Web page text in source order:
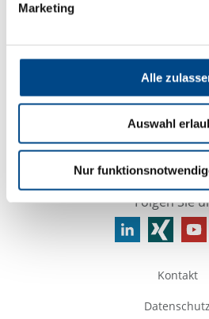
Marketing
Alle
Auswahl
Nur
Services
Firmenname
Folgen Sie
Kontakt
Datenschutz